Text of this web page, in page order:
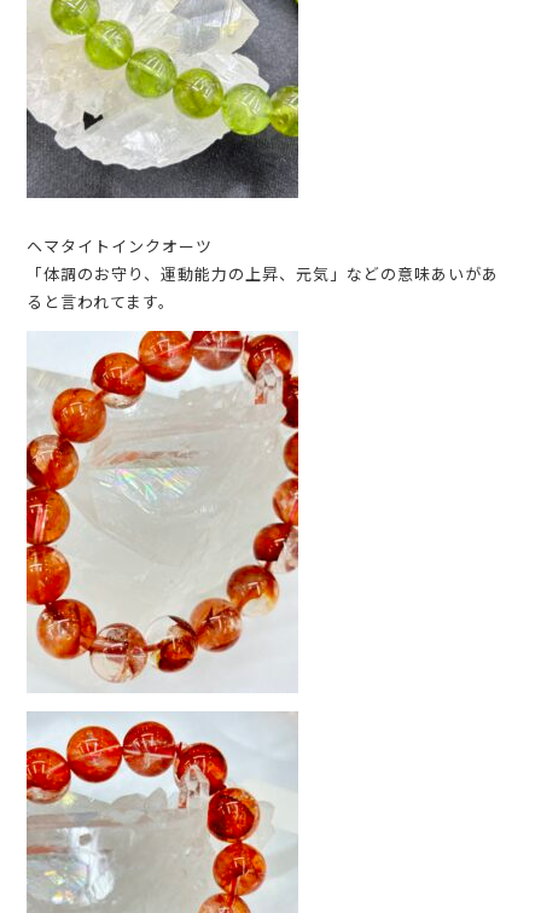
ヘマタイトインクオーツ
「体調のお守り、運動能力の上昇、元気」などの意味あいがあ
ると言われてます。